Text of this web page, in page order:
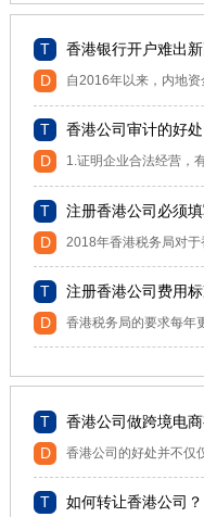
香港银行开户难出
香港公司审计的好处
注册香港公司必须
注册香港公司费用
香港公司做跨境电
如何转让香港公司？